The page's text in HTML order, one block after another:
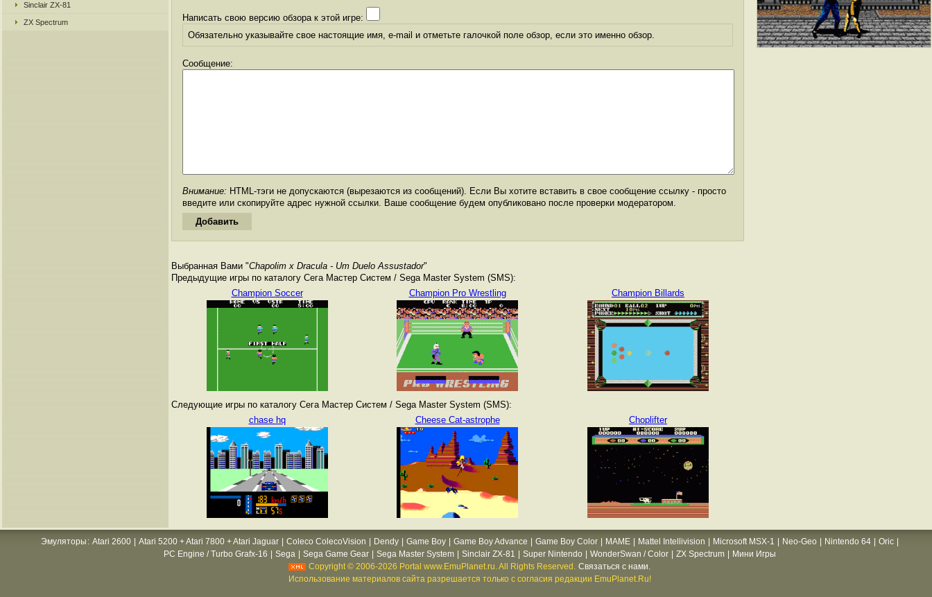
Sinclair ZX-81
ZX Spectrum
Написать свою версию обзора к этой игре:
Обязательно указывайте свое настоящие имя, e-mail и отметьте галочкой поле обзор, если это именно обзор.
Сообщение:
Внимание: HTML-тэги не допускаются (вырезаются из сообщений). Если Вы хотите вставить в свое сообщение ссылку - просто
введите или скопируйте адрес нужной ссылки. Ваше сообщение будем опубликовано после проверки модератором.
Выбранная Вами "Chapolim x Dracula - Um Duelo Assustador"
Предыдущие игры по каталогу Сега Мастер Систем / Sega Master System (SMS):
Champion Soccer
Champion Pro Wrestling Champion Billards
Следующие игры по каталогу Сега Мастер Систем / Sega Master System (SMS):
chase hq
Cheese Cat-astrophe Choplifter
Эмуляторы : Atari 2600 Atari 5200 + Atari 7800 + Atari Jaguar Coleco ColecoVision Dendy Game Boy Game Boy Advance Game Boy Color MAME Mattel Intellivision Microsoft MSX-1 Neo-Geo Nintendo 64 Oric
PC Engine / Turbo Grafx-16
Sega Sega Game Gear Sega Master System Sinclair ZX-81 Super Nintendo WonderSwan / Color ZX Spectrum
Мини Игры
Copyright © 2006-2026 Portal www.EmuPlanet.ru. All Rights Reserved. Связаться с нами.
Использование материалов сайта разрешается только с согласия редакции EmuPlanet.Ru!